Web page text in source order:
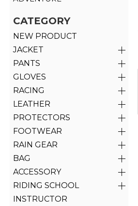
CATEGORY
NEW PRODUCT
JACKET
PANTS
GLOVES
RACING
LEATHER
PROTECTORS
FOOTWEAR
RAIN GEAR
BAG
ACCESSORY
RIDING SCHOOL
INSTRUCTOR